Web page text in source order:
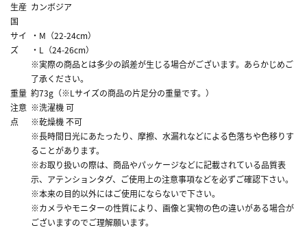
生産
国
カンボジア
サイ
ズ
・M（22-24cm）
・L（24-26cm）
※実際の商品とは多少の誤差が生じる場合がございます。あらかじめご
了承ください。
重量 約73g（※Lサイズの商品の片足分の重量です。）
注意
点
※洗濯機 可
※乾燥機 不可
※長時間日光にあたったり、摩擦、水漏れなどによる色落ちや色移りす
ることがあります。
※お取り扱いの際は、商品やパッケージなどに記載されている品質表
示、アテンションタグ、ご使用上の注意事項などを必ずご確認下さい。
※本来の目的以外にはご使用にならないで下さい。
※カメラやモニターの性質により、画像と実物の色の違いがある場合が
ございますのでご理解願います。